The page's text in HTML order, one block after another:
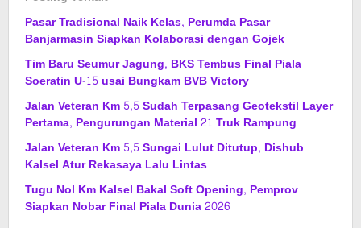
Pasar Tradisional Naik Kelas, Perumda Pasar
Banjarmasin Siapkan Kolaborasi dengan Gojek
Tim Baru Seumur Jagung, BKS Tembus Final Piala
Soeratin U-15 usai Bungkam BVB Victory
Jalan Veteran Km 5,5 Sudah Terpasang Geotekstil Layer
Pertama, Pengurungan Material 21 Truk Rampung
Jalan Veteran Km 5,5 Sungai Lulut Ditutup, Dishub
Kalsel Atur Rekasaya Lalu Lintas
Tugu Nol Km Kalsel Bakal Soft Opening, Pemprov
Siapkan Nobar Final Piala Dunia 2026